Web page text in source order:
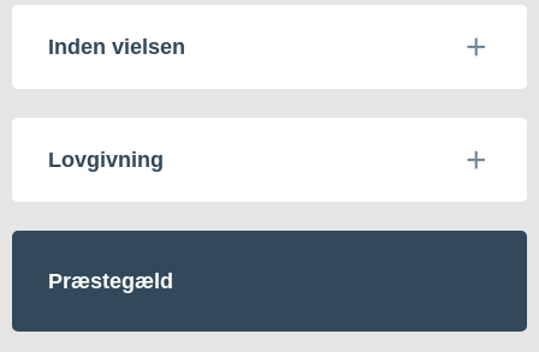
Inden vielsen
Lovgivning
Præstegæld